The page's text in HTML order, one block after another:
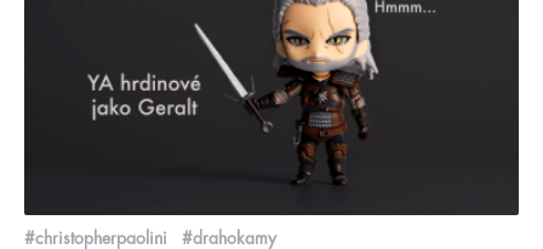
#christopherpaolini #drahokamy